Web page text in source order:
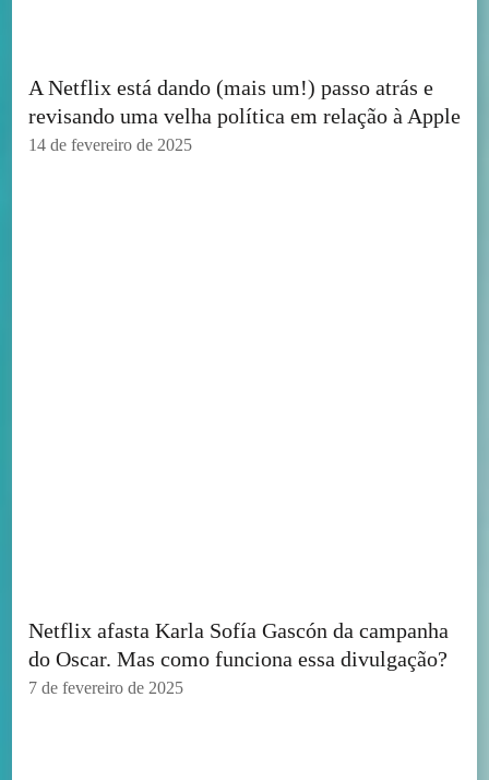
A Netflix está dando (mais um!) passo atrás e
revisando uma velha política em relação à Apple
14 de fevereiro de 2025
Netflix afasta Karla Sofía Gascón da campanha
do Oscar. Mas como funciona essa divulgação?
7 de fevereiro de 2025